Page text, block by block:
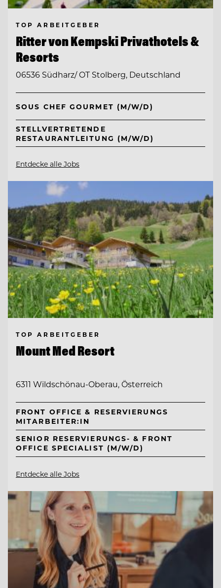
TOP ARBEITGEBER
Ritter von Kempski Privathotels &
Resorts
06536 Südharz/ OT Stolberg, Deutschland
SOUS CHEF GOURMET (M/W/D)
STELLVERTRETENDE
RESTAURANTLEITUNG (M/W/D)
Entdecke alle Jobs
TOP ARBEITGEBER
Mount Med Resort
6311 Wildschönau-Oberau, Österreich
FRONT OFFICE & RESERVIERUNGS
MITARBEITER:IN
SENIOR RESERVIERUNGS- & FRONT
OFFICE SPECIALIST (M/W/D)
Entdecke alle Jobs